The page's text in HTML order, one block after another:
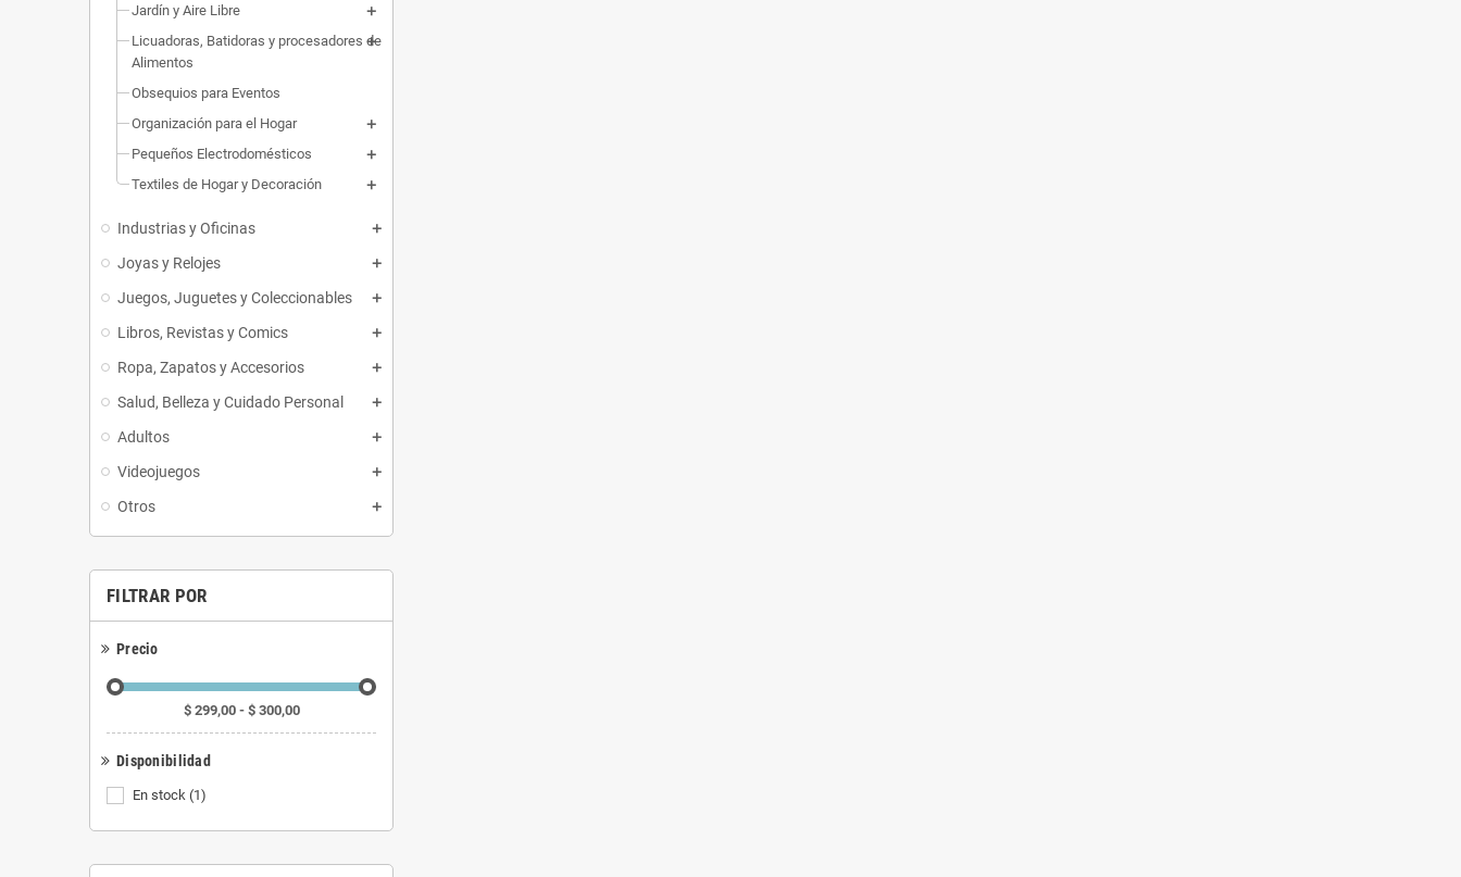
Jardín y Aire Libre
Licuadoras, Batidoras y procesadores de
Alimentos
Obsequios para Eventos
Organización para el Hogar
Pequeños Electrodomésticos
Textiles de Hogar y Decoración
Industrias y Oficinas
Joyas y Relojes
Juegos, Juguetes y Coleccionables
Libros, Revistas y Comics
Ropa, Zapatos y Accesorios
Salud, Belleza y Cuidado Personal
Adultos
Videojuegos
Otros
FILTRAR POR
Precio
$ 299,00 - $ 300,00
Disponibilidad
En stock (1)